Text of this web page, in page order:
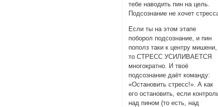
тебе наводить пин на цель.
Подсознание не хочет
Если ты на этом этапе
поборол подсознание, и пин
пополз таки к центру мишени,
то СТРЕСС УСИЛИВАЕТСЯ
многократно. И твоё
подсознание даёт команду:
«Остановить стресс!». А как
его остановить, если
над пином (то есть, над